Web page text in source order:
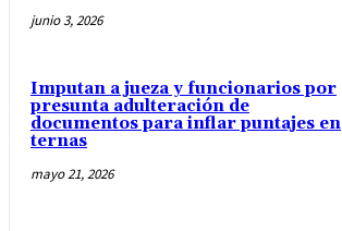
junio 3, 2026
Imputan a jueza y funcionarios por
presunta adulteración de
documentos para inflar puntajes en
ternas
mayo 21, 2026